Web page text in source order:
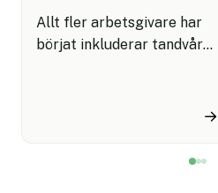
Allt fler arbetsgivare har
börjat inkluderar tandvård i
miljon svenskar uppger att
→